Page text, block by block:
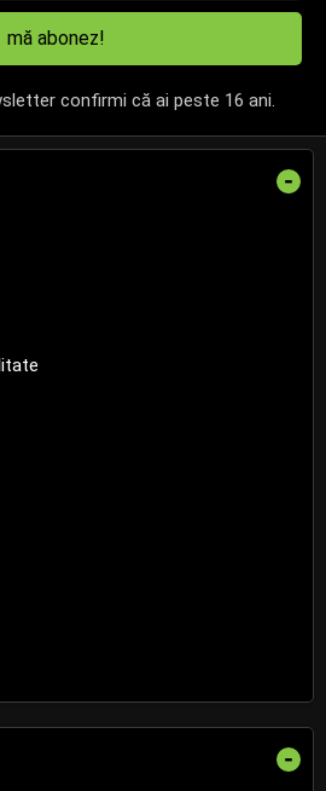
mă abonez!
confirmi că ai peste 16 ani.
-
-